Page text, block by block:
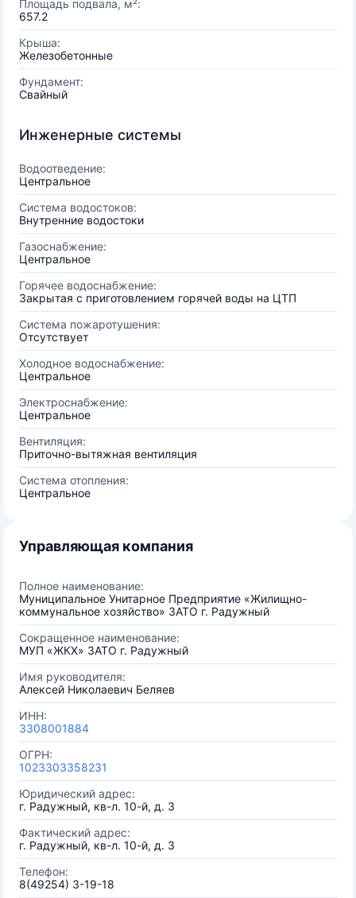
Площадь подвала, м²:
657.2
Крыша:
Железобетонные
Фундамент:
Свайный
Инженерные системы
Водоотведение:
Центральное
Система водостоков:
Внутренние водостоки
Газоснабжение:
Центральное
Горячее водоснабжение:
Закрытая с приготовлением горячей воды на ЦТП
Система пожаротушения:
Отсутствует
Холодное водоснабжение:
Центральное
Электроснабжение:
Центральное
Вентиляция:
Приточно-вытяжная вентиляция
Система отопления:
Центральное
Управляющая компания
Полное наименование:
Муниципальное Унитарное Предприятие «Жилищно-
коммунальное хозяйство» ЗАТО г. Радужный
Сокращенное наименование:
МУП «ЖКХ» ЗАТО г. Радужный
Имя руководителя:
Алексей Николаевич Беляев
ИНН:
3308001884
ОГРН:
1023303358231
Юридический адрес:
г. Радужный, кв-л. 10-й, д. 3
Фактический адрес:
г. Радужный, кв-л. 10-й, д. 3
Телефон:
8(49254) 3-19-18